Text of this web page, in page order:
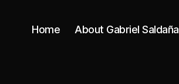
Home About Gabriel Saldaña